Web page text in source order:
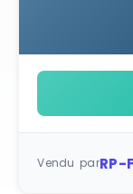
Vendu parRP-